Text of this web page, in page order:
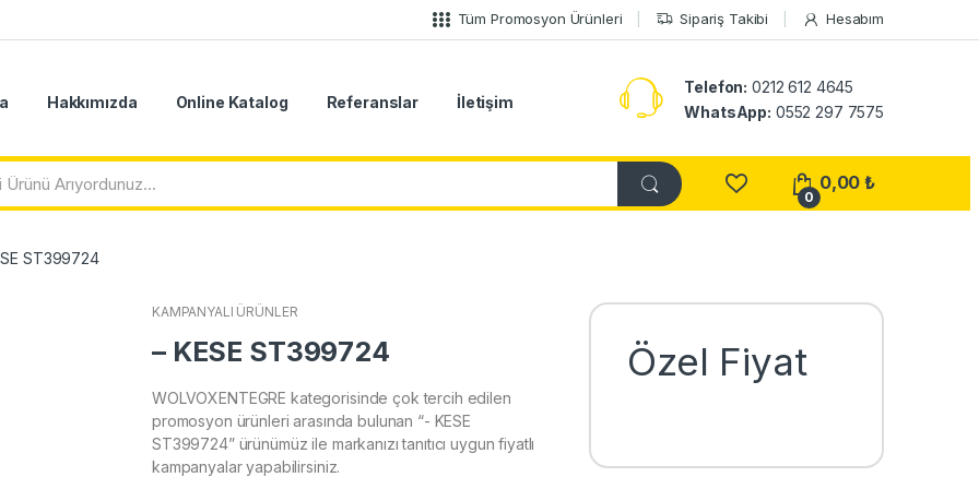
Tüm Promosyon Ürünleri Sipariş Takibi Hesabım
Hakkımızda Online Katalog Referanslar İletişim
Telefon: 0212 612 4645
WhatsApp: 0552 297 7575
0
0,00₺
ST399724
KAMPANYALI ÜRÜNLER
– KESE ST399724
WOLVOXENTEGRE kategorisinde çok tercih edilen
promosyon ürünleri arasında bulunan “- KESE
ST399724” ürünümüz ile markanızı tanıtıcı uygun fiyatlı
kampanyalar yapabilirsiniz.
Özel Fiyat